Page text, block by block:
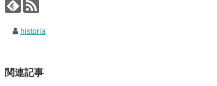
historia
関連記事